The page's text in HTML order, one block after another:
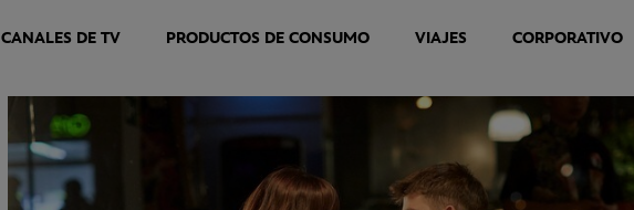
CANALES DE TV PRODUCTOS DE CONSUMO VIAJES CORPORATIVO